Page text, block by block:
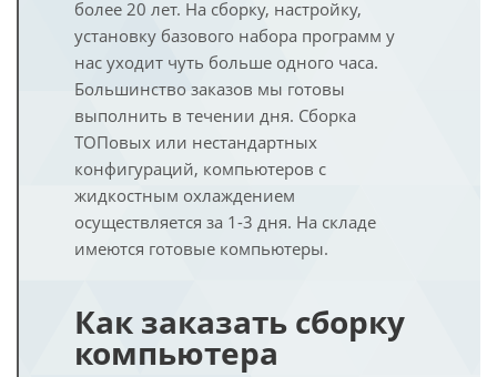
более 20 лет. На сборку, настройку,
установку базового набора программ у
нас уходит чуть больше одного часа.
Большинство заказов мы готовы
выполнить в течении дня. Сборка
ТОПовых или нестандартных
конфигураций, компьютеров с
жидкостным охлаждением
осуществляется за 1-3 дня. На складе
имеются готовые компьютеры.
Как заказать сборку
компьютера